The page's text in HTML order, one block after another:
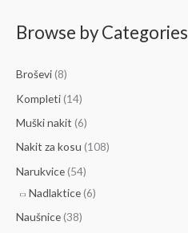
Browse by Categories
Broševi(8)
Kompleti(14)
Muški nakit (6)
Nakit za kosu (108)
Narukvice(54)
Nadlaktice(6)
Naušnice(38)